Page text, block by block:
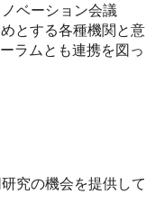
ベーション会議
とする各種機関と意
ラムとも連携を図っ
究の機会を提供して